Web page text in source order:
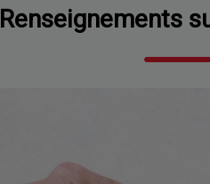
Renseignements